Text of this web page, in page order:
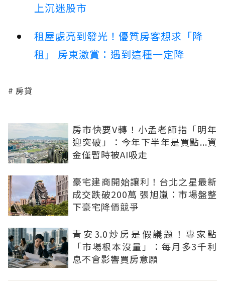
上沉迷股市
租屋處亮到發光！優質房客想求「降
租」 房東激賞：遇到這種一定降
房貸
房市快要V轉！小孟老師指「明年
迎突破」：今年下半年是買點...資
金僅暫時被AI吸走
豪宅建商開始讓利！台北之星最新
成交跌破200萬 張旭嵐：市場盤整
下豪宅降價競爭
青安3.0炒房是假議題！專家點
「市場根本沒量」：每月多3千利
息不會影響買房意願